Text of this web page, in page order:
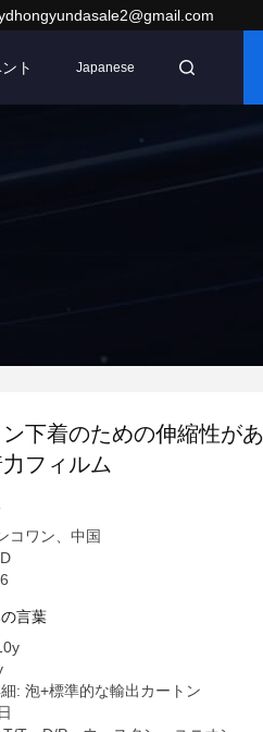
ト Japanese
下着のための伸縮性が
フィルム
コワン、中国
言葉
: 泡+標準的な輸出カートン